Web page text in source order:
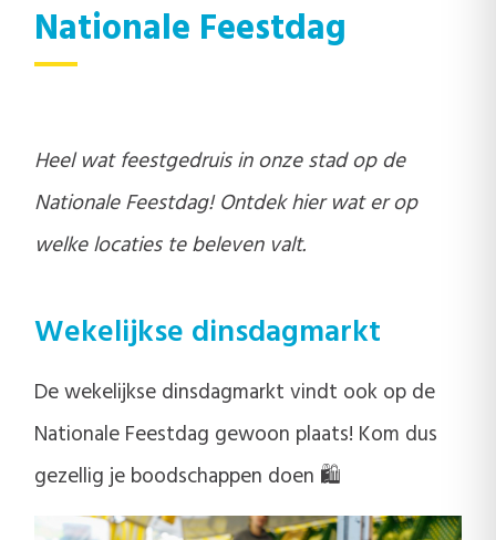
Nationale Feestdag
Heel wat feestgedruis in onze stad op de
Nationale Feestdag! Ontdek hier wat er op
welke locaties te beleven valt.
Wekelijkse dinsdagmarkt
De wekelijkse dinsdagmarkt vindt ook op de
Nationale Feestdag gewoon plaats! Kom dus
gezellig je boodschappen doen 🛍️